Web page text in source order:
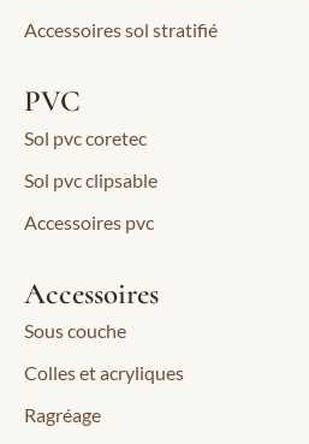
Accessoires sol stratifié
PVC
Sol pvc coretec
Sol pvc clipsable
Accessoires pvc
Accessoires
Sous couche
Colles et acryliques
Ragréage